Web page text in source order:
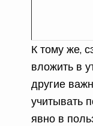
К тому же,
вложить в
другие
учитывать
явно в